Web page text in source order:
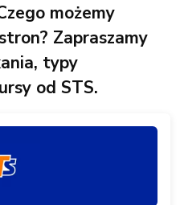
możemy
Zapraszamy
typy
od STS.